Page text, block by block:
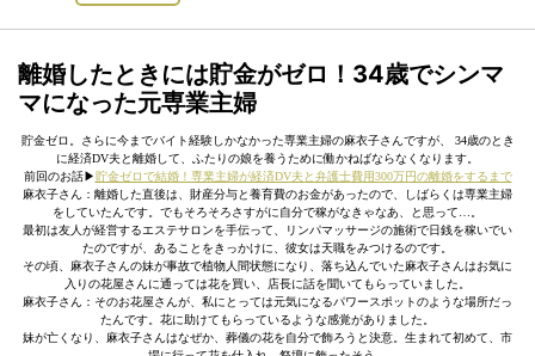
離婚したときには貯金がゼロ！34歳でシンマ
マになった元専業主婦
貯金ゼロ。さらに今までバイト経験しかなかった専業主婦の麻衣子さんですが、 34歳のとき
に経済DV夫と離婚して、ふたりの娘を養うために働かねばならなくなります。
前回のお話▶︎ 貯金ゼロで結婚！専業主婦が経済DV夫と弁護士費用300万円の離婚をするまで
麻衣子さん：離婚した直後は、財産分与と養育費のお金があったので、しばらくは専業主婦
をしていたんです。でもそろそろさすがに自分で稼がなきゃなあ、と思って…。
最初は友人が経営するエステサロンを手伝って、リンパマッサージの施術で日銭を稼いでい
たのですが、あることをきっかけに、彼女は天職をみつけるのです。
その頃、麻衣子さんの妹が事故で植物人間状態になり、落ち込んでいた麻衣子さんはお気に
入りの花屋さんに通っては花を買い、店長に話を聞いてもらっていました。
麻衣子さん：そのお花屋さんが、私にとっては元気になるパワースポットのような場所だっ
たんです。花に助けてもらっているような感覚がありました。
妹が亡くなり、麻衣子さんはなぜか、葬儀の花を自分で飾ろうと決意。生まれて初めて、市